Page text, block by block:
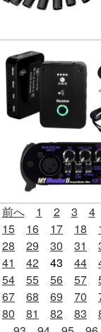
前へ 1 2 3 4
15
16 17 18
28
29 30 31
41
42 43 44
54
55 56 57
67
68 69 70
80
81 82 83